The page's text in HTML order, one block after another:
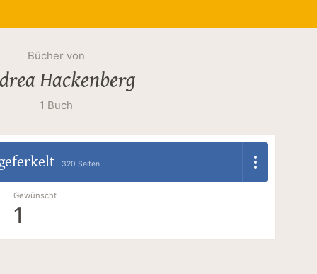
Bücher von
Hackenberg
1 Buch
320 Seiten
Gewünscht
1